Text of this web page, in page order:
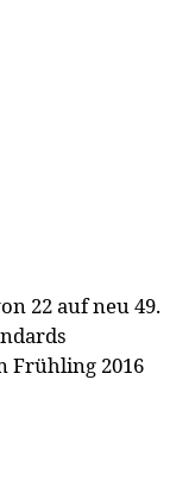
22 auf neu 49.
Frühling 2016